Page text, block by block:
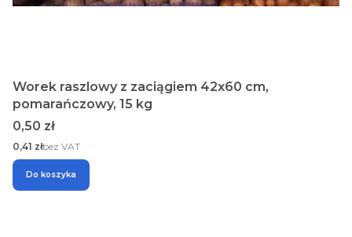
Worek raszlowy z zaciągiem 42x60 cm,
pomarańczowy, 15 kg
Cena
0,50 zł
Cena
0,41 złbez VAT
Do koszyka